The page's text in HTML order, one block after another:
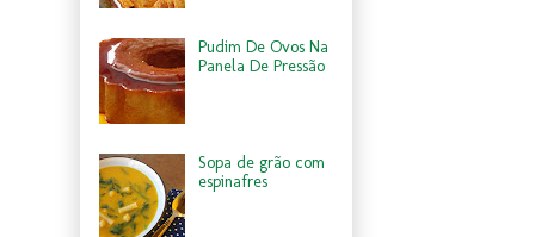
Pudim De Ovos Na
Panela De Pressão
Sopa de grão com
espinafres